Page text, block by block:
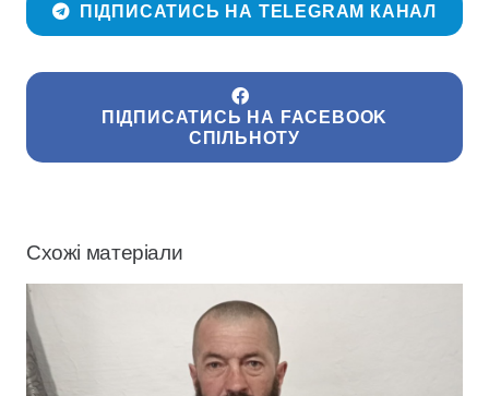
ПІДПИСАТИСЬ НА TELEGRAM КАНАЛ
ПІДПИСАТИСЬ НА FACEBOOK
СПІЛЬНОТУ
Схожі матеріали